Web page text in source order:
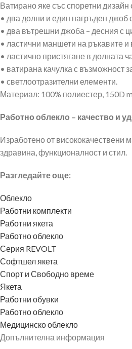
Ватирано яке със споретни
• два долни и един нагръден джоб
• два вътрешни джоба – десния с
• ластични маншети на ръкавите и
• ластично пристягане в долната
• ватирана качулка с възможност
• светлоотразителни елементи.
Материал: 100% полиестер, 150D
Работно облекло – качество и
Изработено от
здравина, функционалност и стил.
Разгледайте още:
Облекло
Работни комплекти
Работни якета
Работно облекло
Серия REVOLT
Софтшел якета
Спорт и Свободно време
Якета
Работни обувки
Работно облекло
Медицинско облекло
Допълнителна информация